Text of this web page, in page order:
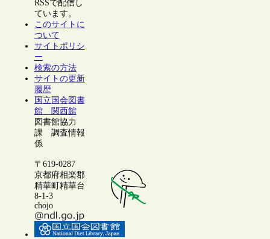
RSSで配信し
ています。
このサイトに
ついて
サイトポリシ
ー
検索の方法
サイトの更新
履歴
国立国会図書
館 関西館
図書館協力
課 調査情報
係
〒619-0287
京都府相楽郡
精華町精華台
8-1-3
chojo